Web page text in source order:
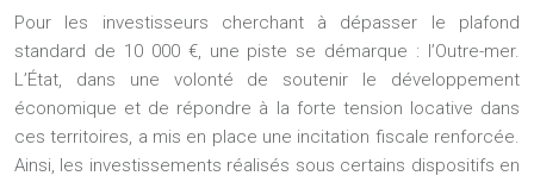
Pour les investisseurs cherchant à dépasser le plafond
standard de 10 000 €, une piste se démarque : l’Outre-mer.
L’État, dans une volonté de soutenir le développement
économique et de répondre à la forte tension locative dans
ces territoires, a mis en place une incitation fiscale renforcée.
Ainsi, les investissements réalisés sous certains dispositifs en